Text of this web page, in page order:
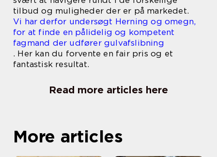
tilbud og muligheder der er på markedet.
Vi har derfor undersøgt Herning og omegn,
for at finde en pålidelig og kompetent
fagmand der udfører gulvafslibning
. Her kan du forvente en fair pris og et
fantastisk resultat.
Read more articles here
More articles